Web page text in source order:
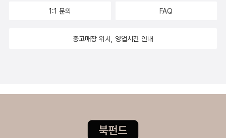
야기이다. 윌리엄 포크너의 국내 최고 전문가 김욱동 교수의 해설이
쓴 한 무리의 기사들에게 쫓기고 있다. 신부는 자신이 소유하고 있는,
이 세상에 단 한 권뿐인 신비한 책을 빼앗기지 않기 위해 목숨을 건 탈
스키의 <지하에서 쓴 수기>다. <지하로부터의 수기> <지하 생활자
했다고 한다. 뭐가 원뜻에 더 맞는지는 잘 모르겠다. 열번째로는 카뮈
질의 번역과 좋은 작품을 접할 수 있길 기대해본다.(아 그리고.. 표지
자체가 빈티지스럽게 인쇄가 돼 나온다. 처음 접하면 헌 책같기도 하
존의 다른 출판사에서 나오는 고전문학전집과 겹치는 책들이 없을수
왕이면 전집,이기 때문에 동일한 출판사의 책들을 모두 모으고 싶지
1:1 문의 FAQ
중고매장 위치, 영업시간 안내